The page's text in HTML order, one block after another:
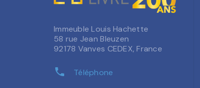
Immeuble Louis Hachette
58 rue Jean Bleuzen
92178 Vanves CEDEX, France
phone Téléphone